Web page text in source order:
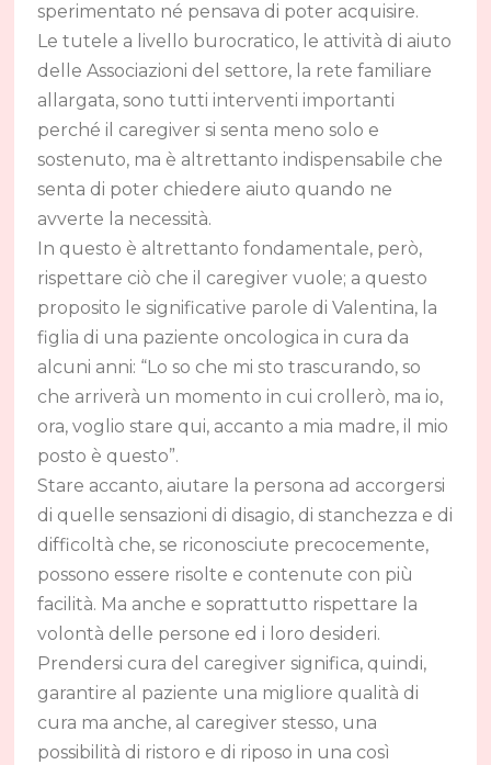
sperimentato né pensava di poter acquisire.
Le tutele a livello burocratico, le attività di aiuto
delle Associazioni del settore, la rete familiare
allargata, sono tutti interventi importanti
perché il caregiver si senta meno solo e
sostenuto, ma è altrettanto indispensabile che
senta di poter chiedere aiuto quando ne
avverte la necessità.
In questo è altrettanto fondamentale, però,
rispettare ciò che il caregiver vuole; a questo
proposito le significative parole di Valentina, la
figlia di una paziente oncologica in cura da
alcuni anni: “Lo so che mi sto trascurando, so
che arriverà un momento in cui crollerò, ma io,
ora, voglio stare qui, accanto a mia madre, il mio
posto è questo”.
Stare accanto, aiutare la persona ad accorgersi
di quelle sensazioni di disagio, di stanchezza e di
difficoltà che, se riconosciute precocemente,
possono essere risolte e contenute con più
facilità. Ma anche e soprattutto rispettare la
volontà delle persone ed i loro desideri.
Prendersi cura del caregiver significa, quindi,
garantire al paziente una migliore qualità di
cura ma anche, al caregiver stesso, una
possibilità di ristoro e di riposo in una così